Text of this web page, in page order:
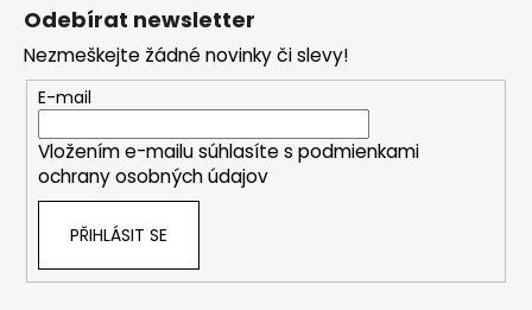
Odebírat newsletter
Nezmeškejte žádné novinky či slevy!
E-mail
Vložením e-mailu súhlasíte s podmienkami
ochrany osobných údajov
PŘIHLÁSIT SE